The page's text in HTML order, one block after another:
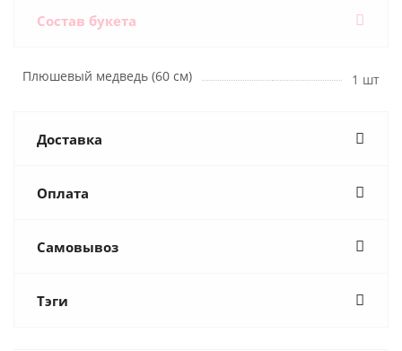
Состав букета
Плюшевый медведь (60 см) 1 шт
Доставка
Оплата
Самовывоз
Тэги